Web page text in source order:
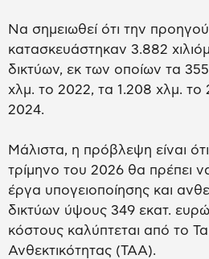
Να σημειωθεί ότι την
κατασκευάστηκαν 3.882
δικτύων, εκ των οποίων τα
χλμ. το 2022, τα 1.208 χλμ. το
2024.
Μάλιστα, η πρόβλεψη είναι
τρίμηνο του 2026 θα πρέπει
έργα υπογειοποίησης και
δικτύων ύψους 349 εκατ.
κόστους καλύπτεται από το
Ανθεκτικότητας (ΤΑΑ).